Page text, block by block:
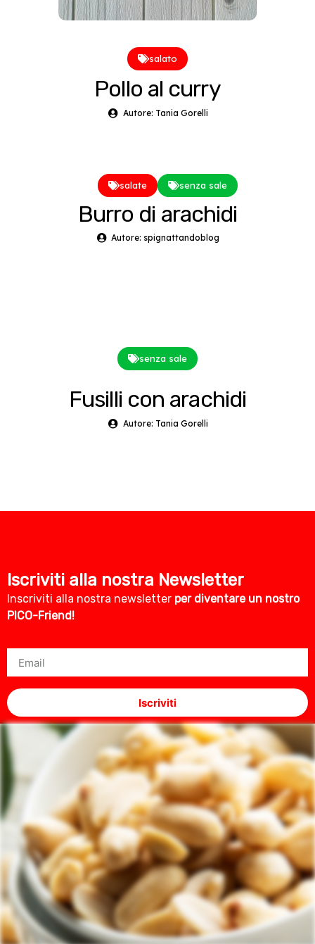
salato
Pollo al curry
Autore: Tania Gorelli
salate senza sale
Burro di arachidi
Autore: spignattandoblog
senza sale
Fusilli con arachidi
Autore: Tania Gorelli
Iscriviti alla nostra Newsletter
Inscriviti alla nostra newsletter per diventare un nostro
PICO-Friend!
Iscriviti